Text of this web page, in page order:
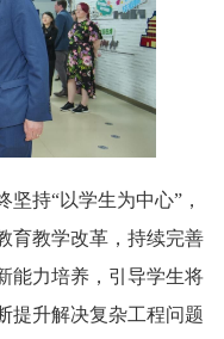
持“以学生为中心”，
育教学改革，持续完善
能力培养，引导学生将
提升解决复杂工程问题